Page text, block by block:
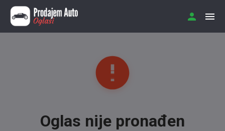
Oglas nije pronađen